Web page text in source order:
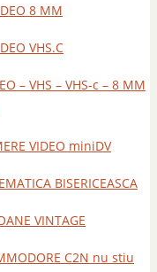
8 MM
VHS.C
– VHS – VHS-c – 8 MM
VIDEO miniDV
BISERICEASCA
VINTAGE
C2N nu stiu